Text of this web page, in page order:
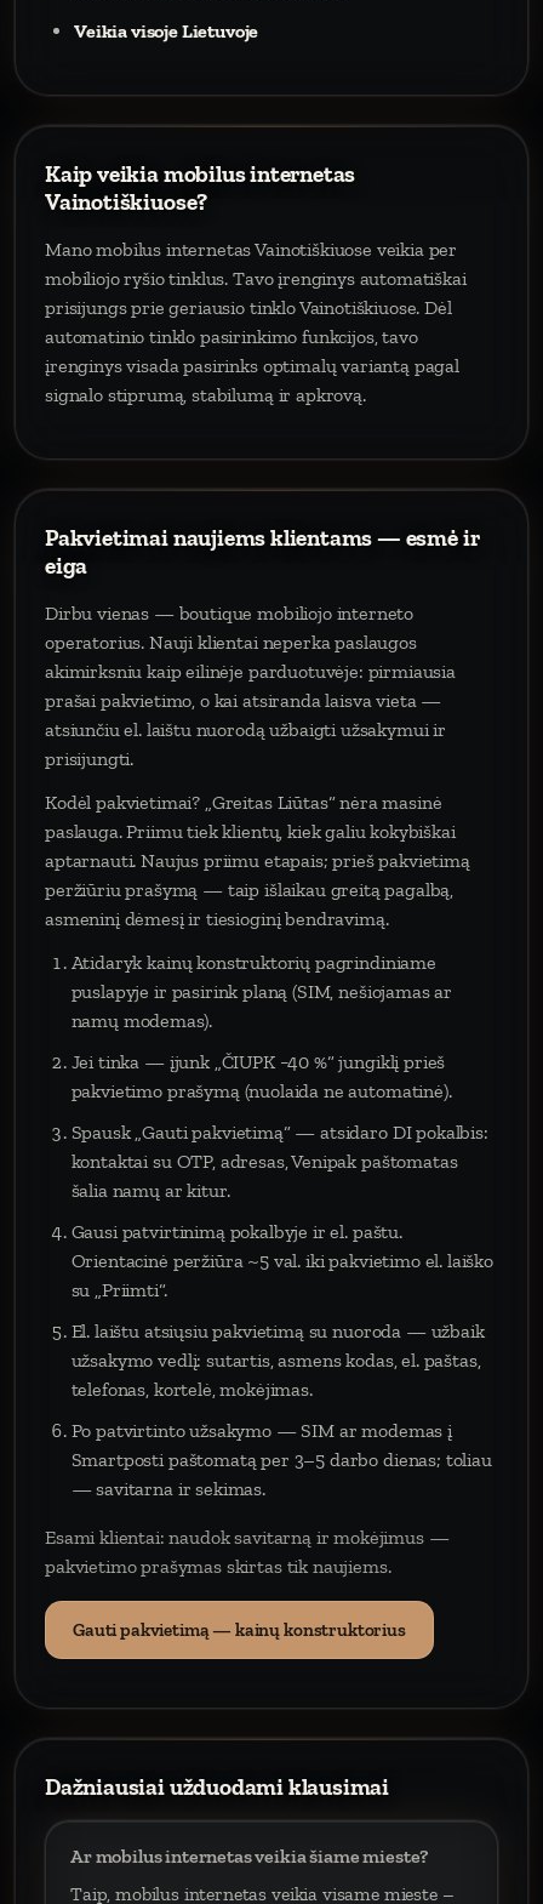
Veikia visoje Lietuvoje
Kaip veikia mobilus internetas
Vainotiškiuose?
Mano mobilus internetas Vainotiškiuose veikia per
mobiliojo ryšio tinklus. Tavo įrenginys automatiškai
prisijungs prie geriausio tinklo Vainotiškiuose. Dėl
automatinio tinklo pasirinkimo funkcijos, tavo
įrenginys visada pasirinks optimalų variantą pagal
signalo stiprumą, stabilumą ir apkrovą.
Pakvietimai naujiems klientams — esmė ir
eiga
Dirbu vienas — boutique mobiliojo interneto
operatorius. Nauji klientai neperka paslaugos
akimirksniu kaip eilinėje parduotuvėje: pirmiausia
prašai pakvietimo, o kai atsiranda laisva vieta —
atsiunčiu el. laištu nuorodą užbaigti užsakymui ir
prisijungti.
Kodėl pakvietimai? „Greitas Liūtas“ nėra masinė
paslauga. Priimu tiek klientų, kiek galiu kokybiškai
aptarnauti. Naujus priimu etapais; prieš pakvietimą
peržiūriu prašymą — taip išlaikau greitą pagalbą,
asmeninį dėmesį ir tiesioginį bendravimą.
Atidaryk kainų konstruktorių pagrindiniame
puslapyje ir pasirink planą (SIM, nešiojamas ar
namų modemas).
Jei tinka — įjunk „ČIUPK −40 %“ jungiklį prieš
pakvietimo prašymą (nuolaida ne automatinė).
Spausk „Gauti pakvietimą“ — atsidaro DI pokalbis:
kontaktai su OTP, adresas, Venipak paštomatas
šalia namų ar kitur.
Gausi patvirtinimą pokalbyje ir el. paštu.
Orientacinė peržiūra ~5 val. iki pakvietimo el. laiško
su „Priimti“.
El. laištu atsiųsiu pakvietimą su nuoroda — užbaik
užsakymo vedlį: sutartis, asmens kodas, el. paštas,
telefonas, kortelė, mokėjimas.
Po patvirtinto užsakymo — SIM ar modemas į
Smartposti paštomatą per 3–5 darbo dienas; toliau
— savitarna ir sekimas.
Esami klientai: naudok savitarną ir mokėjimus —
pakvietimo prašymas skirtas tik naujiems.
Gauti pakvietimą — kainų konstruktorius
Dažniausiai užduodami klausimai
Ar mobilus internetas veikia šiame mieste?
Taip, mobilus internetas veikia visame mieste –